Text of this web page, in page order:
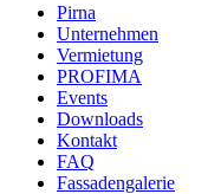
Pirna
Unternehmen
Vermietung
PROFIMA
Events
Downloads
Kontakt
FAQ
Fassadengalerie